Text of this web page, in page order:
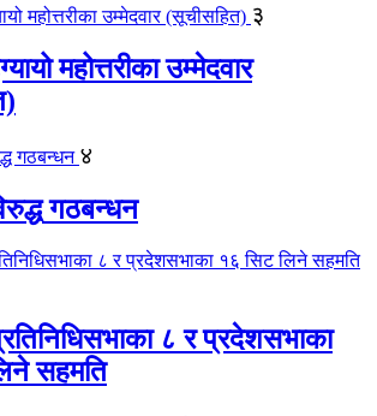
३
महोत्तरीका उम्मेदवार
४
गठबन्धन
८ र प्रदेशसभाका
सहमति